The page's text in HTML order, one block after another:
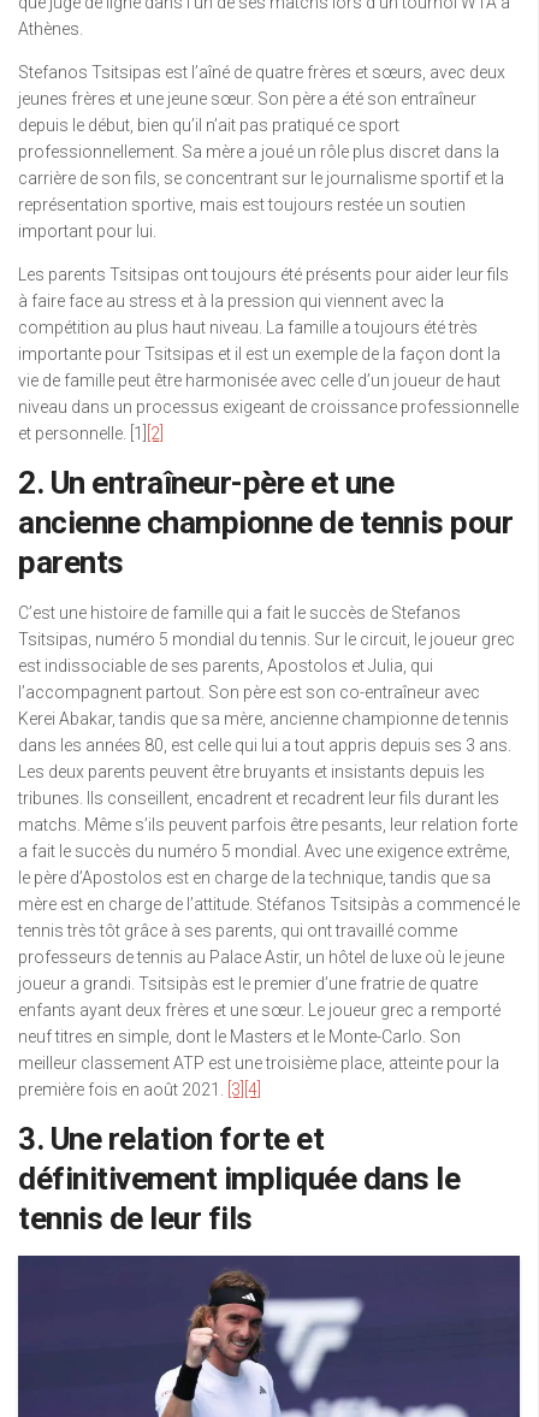
Athènes.
Stefanos Tsitsipas est l’aîné de quatre frères et sœurs, avec deux
jeunes frères et une jeune sœur. Son père a été son entraîneur
depuis le début, bien qu’il n’ait pas pratiqué ce sport
professionnellement. Sa mère a joué un rôle plus discret dans la
carrière de son fils, se concentrant sur le journalisme sportif et la
représentation sportive, mais est toujours restée un soutien
important pour lui.
Les parents Tsitsipas ont toujours été présents pour aider leur fils
à faire face au stress et à la pression qui viennent avec la
compétition au plus haut niveau. La famille a toujours été très
importante pour Tsitsipas et il est un exemple de la façon dont la
vie de famille peut être harmonisée avec celle d’un joueur de haut
niveau dans un processus exigeant de croissance professionnelle
et personnelle. [1]
[2]
2. Un entraîneur-père et une
ancienne championne de tennis pour
parents
C’est une histoire de famille qui a fait le succès de Stefanos
Tsitsipas, numéro 5 mondial du tennis. Sur le circuit, le joueur grec
est indissociable de ses parents, Apostolos et Julia, qui
l’accompagnent partout. Son père est son co-entraîneur avec
Kerei Abakar, tandis que sa mère, ancienne championne de tennis
dans les années 80, est celle qui lui a tout appris depuis ses 3 ans.
Les deux parents peuvent être bruyants et insistants depuis les
tribunes. Ils conseillent, encadrent et recadrent leur fils durant les
matchs. Même s’ils peuvent parfois être pesants, leur relation forte
a fait le succès du numéro 5 mondial. Avec une exigence extrême,
le père d’Apostolos est en charge de la technique, tandis que sa
mère est en charge de l’attitude. Stéfanos Tsitsipàs a commencé le
tennis très tôt grâce à ses parents, qui ont travaillé comme
professeurs de tennis au Palace Astir, un hôtel de luxe où le jeune
joueur a grandi. Tsitsipàs est le premier d’une fratrie de quatre
enfants ayant deux frères et une sœur. Le joueur grec a remporté
neuf titres en simple, dont le Masters et le Monte-Carlo. Son
meilleur classement ATP est une troisième place, atteinte pour la
première fois en août 2021. [3] [4]
3. Une relation forte et
définitivement impliquée dans le
tennis de leur fils